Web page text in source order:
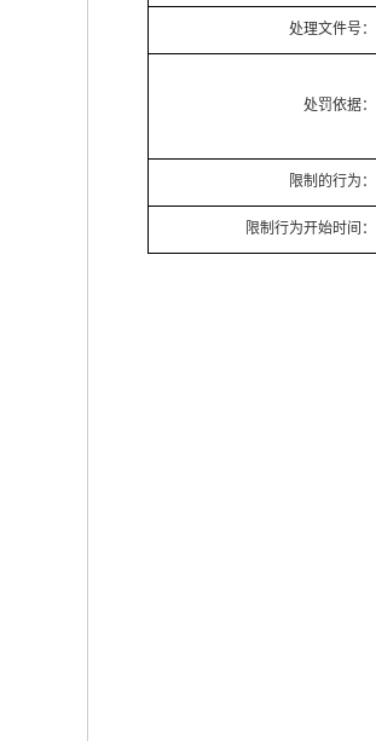
处理文件号：
处罚依据：
限制的行为：
限制行为开始时间：